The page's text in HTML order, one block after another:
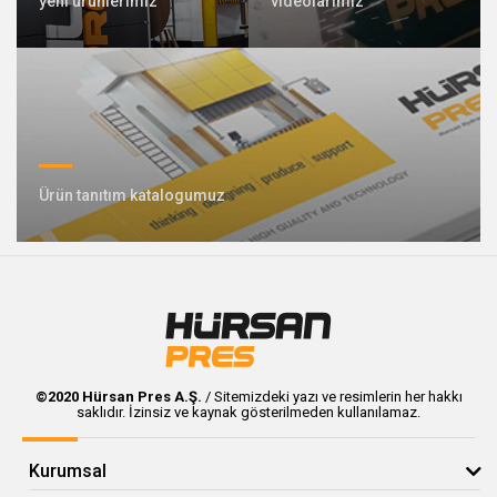
409 Nolu Sokak No:5 /1
SELÇUKLU/KONYA
Bizimle İletişime Geçin
Twitter İnstagram
Özel tasarım pres üretiminde lideriz
Ürün tanıtım katalogumuz
©2020 Hürsan Pres A.Ş. / Sitemizdeki yazı ve resimlerin her hakkı
saklıdır. İzinsiz ve kaynak gösterilmeden kullanılamaz.
Kurumsal